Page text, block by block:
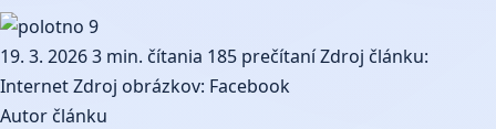
19. 3. 20263 min. čítania 185 prečítaníZdroj článku:
InternetZdroj obrázkov: Facebook
Autor článku